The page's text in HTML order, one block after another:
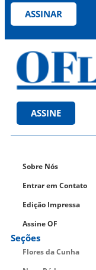
ASSINAR
ASSINE
Sobre Nós
Entrar em Contato
Edição Impressa
Assine OF
Seções
Flores da Cunha